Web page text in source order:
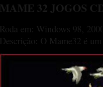
MAME 32 JOGOS
Roda em: Windows 98,
Descrição: O Mame32 é